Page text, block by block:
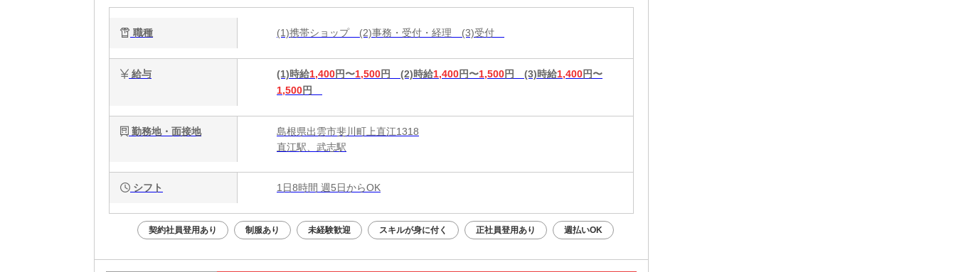
WEB面談◎
職種 (1)携帯ショップ (2)事務・受付・経理 (3)受付
給与 (1)時給1,400円〜1,500円 (2)時給1,400円〜1,500円 (3)時給1,400円〜
1,500円
勤務地・面接地
島根県出雲市斐川町上直江1318
直江駅、武志駅
シフト 1日8時間 週5日からOK
契約社員登用あり 制服あり 未経験歓迎 スキルが身に付く 正社員登用あり 週払いOK